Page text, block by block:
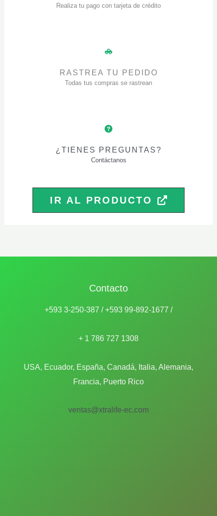
Realiza tu pago con tarjeta de crédito
RASTREA TU PEDIDO
Todas tus compras se rastrean
¿TIENES PREGUNTAS?
Contáctanos
IR AL PRODUCTO
Contacto
+593 3-250-387 / +593 99-892-1677 /
+ 1 786 727 1308
USA, Ecuador, España, Canadá, Italia, Alemania,
Francia, Puerto Rico
ventas@xtralife-ec.com